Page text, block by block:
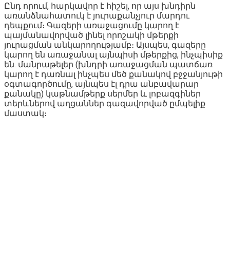
Ընդ որում, հարկավոր է հիշել, որ այս խնդիրն
առանձնահատուկ է յուրաքանչյուր մարդու
դեպքում։ Գազերի առաջացումը կարող է
պայմանավորված լինել որոշակի մթերքի
յուրացման անկարողությամբ։ Այսպես, գազերը
կարող են առաջանալ այնպիսի մթերքից, ինչպիսիք
են. մանրաթելեր (խնդրի առաջացման պատճառ
կարող է դառնալ ինչպես մեծ քանակով բջջանյութի
օգտագործումը, այնպես էլ դրա անբավարար
քանակը) կաթնամթերք սերմեր և լոբազգիներ
տերևներով աղցաններ գազավորված ըմպելիք
մաստակ։